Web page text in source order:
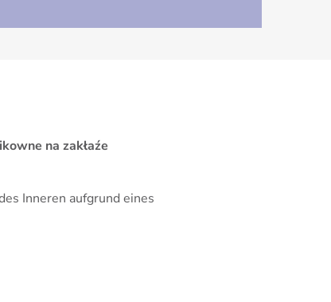
na zakłaźe
Inneren aufgrund eines